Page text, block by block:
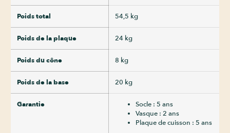
Poids total 54,5 kg
Poids de la plaque 24 kg
Poids du cône 8 kg
Poids de la base 20 kg
Garantie
Socle : 5 ans
Vasque : 2 ans
Plaque de cuisson : 5 ans